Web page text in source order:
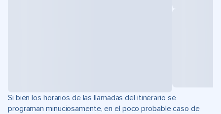
Si bien los horarios de las llamadas del itinerario se
programan minuciosamente, en el poco probable caso de